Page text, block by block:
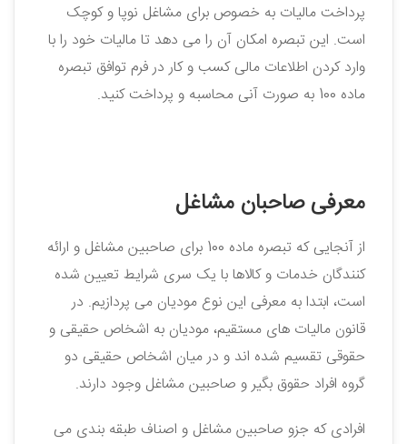
پرداخت مالیات به خصوص برای مشاغل نوپا و کوچک
است. این تبصره امکان آن را می دهد تا مالیات خود را با
وارد کردن اطلاعات مالی کسب ‌و‌ کار در فرم توافق تبصره
ماده 100 به صورت آنی محاسبه و پرداخت کنید.
معرفی صاحبان مشاغل
از آنجایی که تبصره ماده 100 برای صاحبین مشاغل و ارائه
کنندگان خدمات و کالاها با یک سری شرایط تعیین شده
است، ابتدا به معرفی این نوع مودیان می‌ پردازیم. در
قانون مالیات ‌های مستقیم، مودیان به اشخاص حقیقی و
حقوقی تقسیم شده ‌اند و در میان اشخاص حقیقی دو
گروه افراد حقوق بگیر و صاحبین مشاغل وجود دارند.
افرادی که جزو صاحبین مشاغل و اصناف طبقه بندی می